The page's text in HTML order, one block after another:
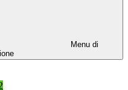
Menu di